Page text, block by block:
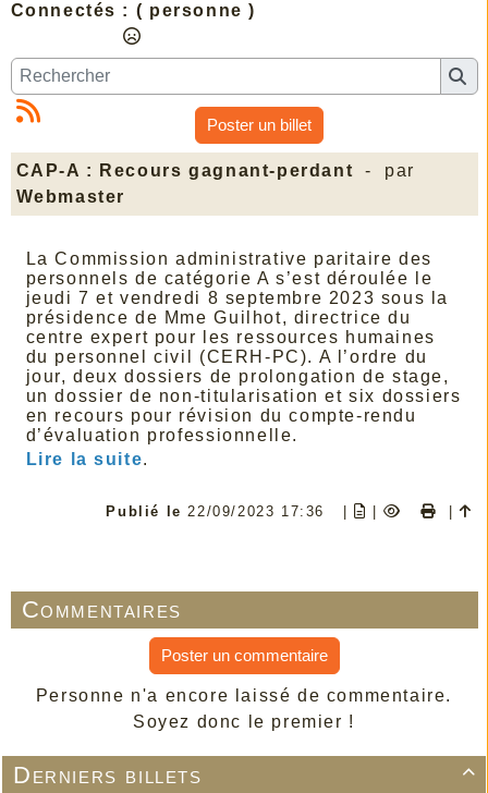

Derniers billets
Connectés : ( personne )
Poster un billet
CAP-A : Recours gagnant-perdant - par
Webmaster
La Commission administrative paritaire des
personnels de catégorie A s’est déroulée le
jeudi 7 et vendredi 8 septembre 2023 sous la
présidence de Mme Guilhot, directrice du
centre expert pour les ressources humaines
du personnel civil (CERH-PC). A l’ordre du
jour, deux dossiers de prolongation de stage,
un dossier de non-titularisation et six dossiers
en recours pour révision du compte-rendu
d’évaluation professionnelle.
Lire la suite.
Publié le 22/09/2023 17:36 | | |
Commentaires
Poster un commentaire
Personne n'a encore laissé de commentaire.
Soyez donc le premier !